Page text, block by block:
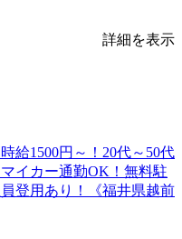
詳細を表示